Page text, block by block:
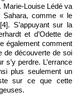
Marie-Louise Lédé va
Sahara, comme « le
S’appuyant sur la
et d’Odette de
également comment
de découverte de soi
s’y perdre. L’errance
plus seulement un
sur ce que cette